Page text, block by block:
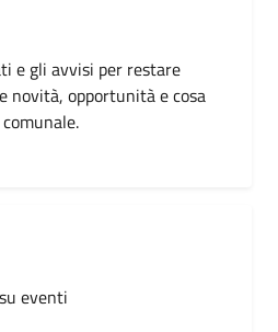
e gli avvisi per restare
novità, opportunità e cosa
eventi